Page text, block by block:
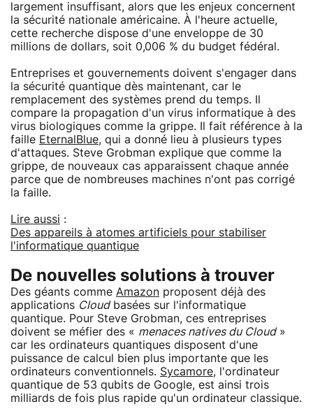
largement insuffisant, alors que les enjeux concernent
la sécurité nationale américaine. À l'heure actuelle,
cette recherche dispose d'une enveloppe de 30
millions de dollars, soit 0,006 % du budget fédéral.
Entreprises et gouvernements doivent s'engager dans
la sécurité quantique dès maintenant, car le
remplacement des systèmes prend du temps. Il
compare la propagation d'un virus informatique à des
virus biologiques comme la grippe. Il fait référence à la
faille EternalBlue, qui a donné lieu à plusieurs types
d'attaques. Steve Grobman explique que comme la
grippe, de nouveaux cas apparaissent chaque année
parce que de nombreuses machines n'ont pas corrigé
la faille.
Lire aussi :
Des appareils à atomes artificiels pour stabiliser
l'informatique quantique
De nouvelles solutions à trouver
Des géants comme Amazon proposent déjà des
applications Cloudbasées sur l'informatique
quantique. Pour Steve Grobman, ces entreprises
doivent se méfier des « menaces natives du Cloud»
car les ordinateurs quantiques disposent d'une
puissance de calcul bien plus importante que les
ordinateurs conventionnels. Sycamore, l'ordinateur
quantique de 53 qubits de Google, est ainsi trois
milliards de fois plus rapide qu'un ordinateur classique.